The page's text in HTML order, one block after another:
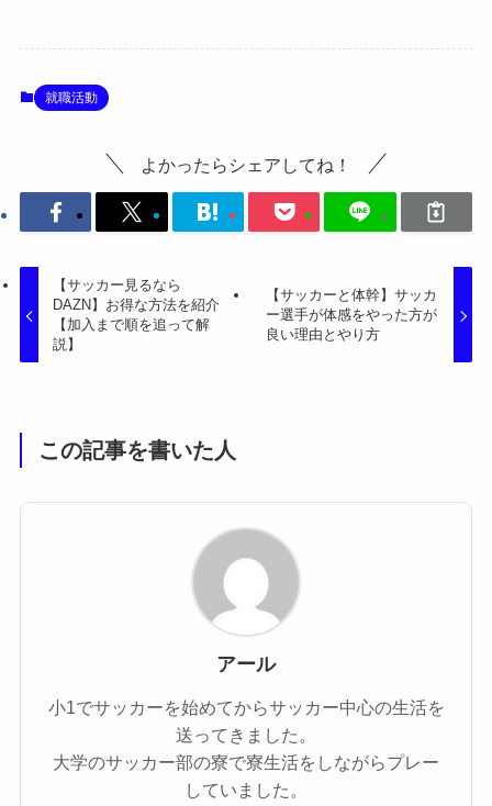
就職活動
よかったらシェアしてね！
【サッカー見るなら
DAZN】お得な方法を紹介
【加入まで順を追って解
説】
【サッカーと体幹】サッカ
ー選手が体感をやった方が
良い理由とやり方
この記事を書いた人
アール
小1でサッカーを始めてからサッカー中心の生活を
送ってきました。
大学のサッカー部の寮で寮生活をしながらプレー
していました。